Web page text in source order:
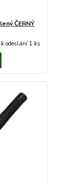
ČERNÝ
k odeslání 1 ks